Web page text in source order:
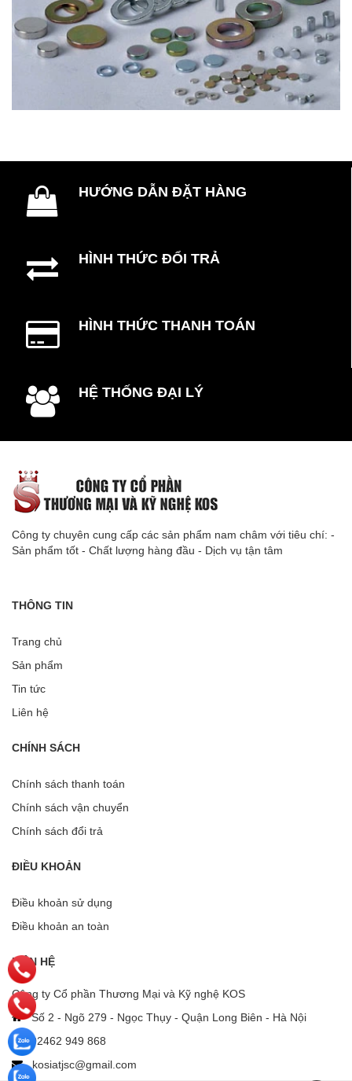
HƯỚNG DẪN ĐẶT HÀNG
HÌNH THỨC ĐỔI TRẢ
HÌNH THỨC THANH TOÁN
HỆ THỐNG ĐẠI LÝ
Công ty chuyên cung cấp các sản phẩm nam châm với tiêu chí: -
Sản phẩm tốt - Chất lượng hàng đầu - Dịch vụ tận tâm
THÔNG TIN
Trang chủ
Sản phẩm
Tin tức
Liên hệ
CHÍNH SÁCH
Chính sách thanh toán
Chính sách vận chuyển
Chính sách đổi trả
ĐIỀU KHOẢN
Điều khoản sử dụng
Điều khoản an toàn
LIÊN HỆ
Công ty Cổ phần Thương Mại và Kỹ nghệ KOS
Số 2 - Ngõ 279 - Ngọc Thụy - Quận Long Biên - Hà Nội
02462 949 868
kosiatjsc@gmail.com